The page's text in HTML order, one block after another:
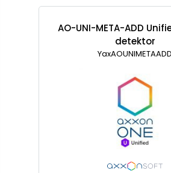
AO-UNI-META-ADD
detektor
YaxAOUNIMETAADD